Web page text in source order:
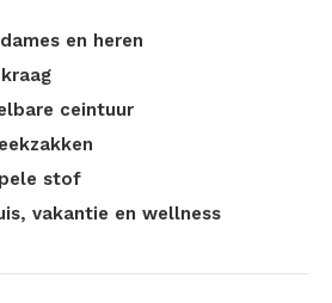
en heren
ceintuur
stof
vakantie en wellness